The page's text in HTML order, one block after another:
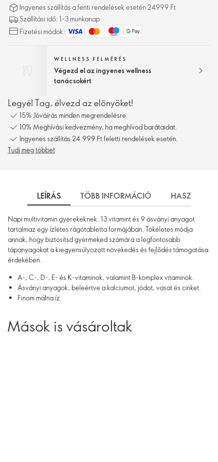
Ingyenes szállítás a fenti rendelések esetén 24999 Ft
Szállítási idő: 1-3 munkanap
Fizetési módok:
WELLNESS FELMÉRÉS
Végezd el az ingyenes wellness
tanácsokért
Legyél Tag, élvezd az előnyöket!
15% Jóváírás minden megrendelésre.
10% Meghívási kedvezmény, ha meghívod barátaidat.
Ingyenes szállítás 24.999 Ft feletti rendelések esetén.
Tudj meg többet
LEÍRÁS TÖBB INFORMÁCIÓ HASZNÁLAT
Napi multivitamin gyerekeknek. 13 vitamint és 9 ásványi anyagot
tartalmaz egy ízletes rágótabletta formájában. Tökéletes módja
annak, hogy biztosítsd gyermeked számára a legfontosabb
tápanyagokat a kiegyensúlyozott növekedés és fejlődés támogatása
érdekében.
A-, C-, D-, E- és K-vitaminok, valamint B-komplex vitaminok.
Ásványi anyagok, beleértve a kalciumot, jódot, vasat és cinket.
Finom málna íz
Mások is vásároltak